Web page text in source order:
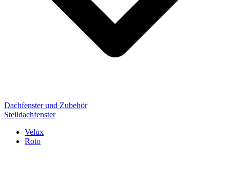
Dachfenster und Zubehör
Steildachfenster
Velux
Roto